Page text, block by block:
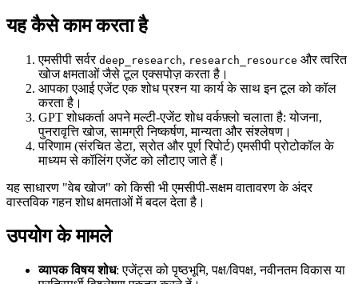
यह कैसे काम करता है
एमसीपी सर्वर deep_research, research_resource और त्वरित
खोज क्षमताओं जैसे टूल एक्सपोज़ करता है।
आपका एआई एजेंट एक शोध प्रश्न या कार्य के साथ इन टूल को कॉल
करता है।
GPT शोधकर्ता अपने मल्टी-एजेंट शोध वर्कफ़्लो चलाता है: योजना,
पुनरावृत्ति खोज, सामग्री निष्कर्षण, मान्यता और संश्लेषण।
परिणाम (संरचित डेटा, स्रोत और पूर्ण रिपोर्ट) एमसीपी प्रोटोकॉल के
माध्यम से कॉलिंग एजेंट को लौटाए जाते हैं।
यह साधारण "वेब खोज" को किसी भी एमसीपी-सक्षम वातावरण के अंदर
वास्तविक गहन शोध क्षमताओं में बदल देता है।
उपयोग के मामले
व्यापक विषय शोध: एजेंट्स को पृष्ठभूमि, पक्ष/विपक्ष, नवीनतम विकास या